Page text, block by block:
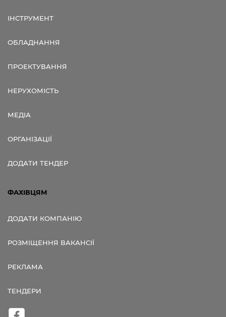
ІНСТРУМЕНТ
ОБЛАДНАННЯ
ПРОЕКТУВАННЯ
НЕРУХОМІСТЬ
МЕДІА
ОРГАНІЗАЦІЇ
ДОДАТИ ТЕНДЕР
ФАХІВЦЯМ
ДОДАТИ КОМПАНІЮ
РОЗМІЩЕННЯ ВАКАНСІЇ
РЕКЛАМА
ТЕНДЕРИ